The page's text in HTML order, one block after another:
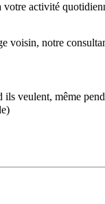
activité
notre
veulent, même